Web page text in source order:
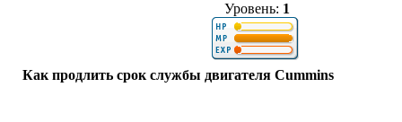
Уровень: 1
Как продлить срок службы двигателя Cummins